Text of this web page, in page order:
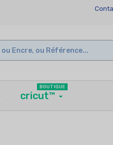
cricut™
BOUTIQUE